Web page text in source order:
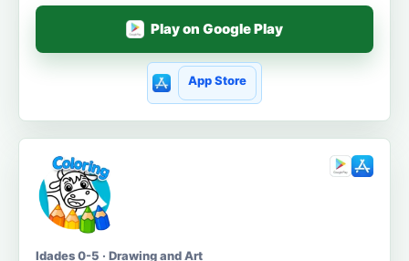
Play on Google Play
App Store
Idades 0-5 · Drawing and Art